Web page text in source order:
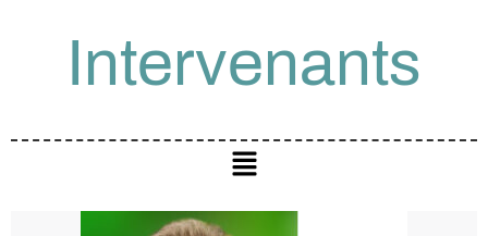
Intervenants